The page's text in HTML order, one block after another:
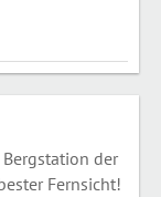
der
Fernsicht!